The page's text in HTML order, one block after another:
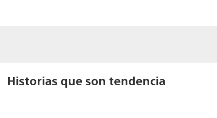
Historias que son tendencia